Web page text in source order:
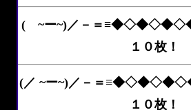
( ~ー~)／－＝
１０枚！
(／ ~ー~)／－＝
１０枚！